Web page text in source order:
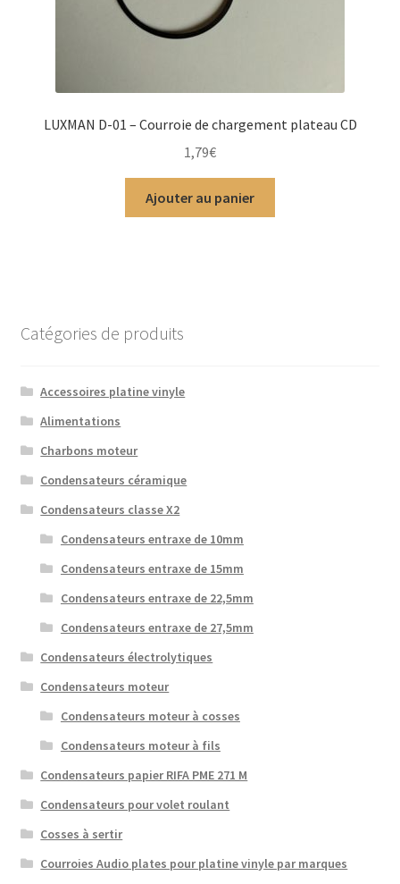
LUXMAN D-01 – Courroie de chargement plateau CD
1,79€
Ajouter au panier
Catégories de produits
Accessoires platine vinyle
Alimentations
Charbons moteur
Condensateurs céramique
Condensateurs classe X2
Condensateurs entraxe de 10mm
Condensateurs entraxe de 15mm
Condensateurs entraxe de 22,5mm
Condensateurs entraxe de 27,5mm
Condensateurs électrolytiques
Condensateurs moteur
Condensateurs moteur à cosses
Condensateurs moteur à fils
Condensateurs papier RIFA PME 271 M
Condensateurs pour volet roulant
Cosses à sertir
Courroies Audio plates pour platine vinyle par marques